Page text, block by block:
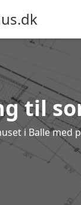
til
i Balle